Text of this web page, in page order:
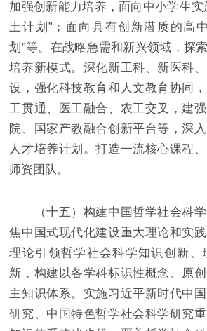
加强创新能力培养，面向中小学生实
土计划”；面向具有创新潜质的高
划”等。在战略急需和新兴领域，探
培养新模式。深化新工科、新医科
设，强化科技教育和人文教育协同
工贯通、医工融合、农工交叉，建
院、国家产教融合创新平台等，深
人才培养计划。打造一流核心课程
师资团队。
（十五）构建中国哲学社会科学
焦中国式现代化建设重大理论和实
理论引领哲学社会科学知识创新、
新，构建以各学科标识性概念、原
主知识体系。实施习近平新时代中
研究、中国特色哲学社会科学研究